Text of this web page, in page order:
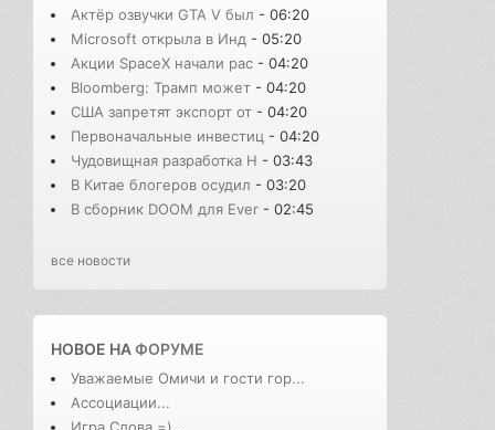
Актёр озвучки GTA V был - 06:20
Microsoft открыла в Инд - 05:20
Акции SpaceX начали рас - 04:20
Bloomberg: Трамп может - 04:20
США запретят экспорт от - 04:20
Первоначальные инвестиц - 04:20
Чудовищная разработка H - 03:43
В Китае блогеров осудил - 03:20
В сборник DOOM для Ever - 02:45
все новости
НОВОЕ НАФОРУМЕ
Уважаемые Омичи и гости гор...
Ассоциации...
Игра Слова =)...